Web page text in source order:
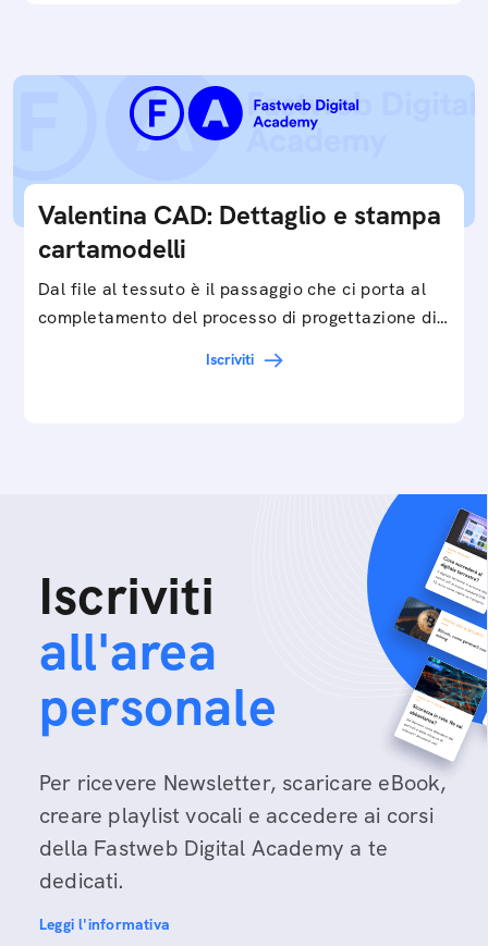
Valentina CAD: Dettaglio e stampa
cartamodelli
Dal file al tessuto è il passaggio che ci porta al
completamento del processo di progettazione di
Iscriviti
Iscriviti
all'area
personale
Per ricevere Newsletter, scaricare eBook,
creare playlist vocali e accedere ai corsi
della Fastweb Digital Academy a te
dedicati.
Leggi l'informativa